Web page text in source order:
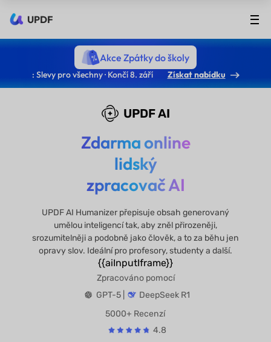
UPDF
Akce Zpátky do školy
: Slevy pro všechny · Končí 8. září Získat nabídku
UPDF AI
Zdarma online
lidský
zpracovač AI
UPDF AI Humanizer přepisuje obsah generovaný
umělou inteligencí tak, aby zněl přirozeněji,
srozumitelněji a podobně jako člověk, a to za běhu jen
opravy slov. Ideální pro profesory, studenty a další.
{{aiInputIframe}}
Zpracováno pomocí
GPT-5 |
DeepSeek R1